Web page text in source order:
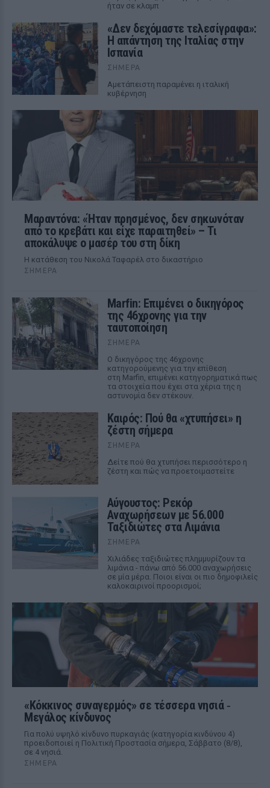
ήταν σε κλαμπ
«Δεν δεχόμαστε τελεσίγραφα»:
Η απάντηση της Ιταλίας στην
Ισπανία
ΣΉΜΕΡΑ
Αμετάπειστη παραμένει η ιταλική
κυβέρνηση
Μαραντόνα: «Ήταν πρησμένος, δεν σηκωνόταν
από το κρεβάτι και είχε παραιτηθεί» – Τι
αποκάλυψε ο μασέρ του στη δίκη
Η κατάθεση του Νικολά Ταφαρέλ στο δικαστήριο
ΣΉΜΕΡΑ
Marfin: Επιμένει ο δικηγόρος
της 46χρονης για την
ταυτοποίηση
ΣΉΜΕΡΑ
Ο δικηγόρος της 46χρονης
κατηγορούμενης για την επίθεση
στη Marfin, επιμένει κατηγορηματικά πως
τα στοιχεία που έχει στα χέρια της η
αστυνομία δεν στέκουν.
Καιρός: Πού θα «χτυπήσει» η
ζέστη σήμερα
ΣΉΜΕΡΑ
Δείτε πού θα χτυπήσει περισσότερο η
ζέστη και πώς να προετοιμαστείτε
Αύγουστος: Ρεκόρ
Αναχωρήσεων με 56.000
Ταξιδιώτες στα Λιμάνια
ΣΉΜΕΡΑ
Χιλιάδες ταξιδιώτες πλημμυρίζουν τα
λιμάνια - πάνω από 56.000 αναχωρήσεις
σε μία μέρα. Ποιοι είναι οι πιο δημοφιλείς
καλοκαιρινοί προορισμοί;
«Κόκκινος συναγερμός» σε τέσσερα νησιά ‑
Μεγάλος κίνδυνος
Για πολύ υψηλό κίνδυνο πυρκαγιάς (κατηγορία κινδύνου 4)
προειδοποιεί η Πολιτική Προστασία σήμερα, Σάββατο (8/8),
σε 4 νησιά.
ΣΉΜΕΡΑ